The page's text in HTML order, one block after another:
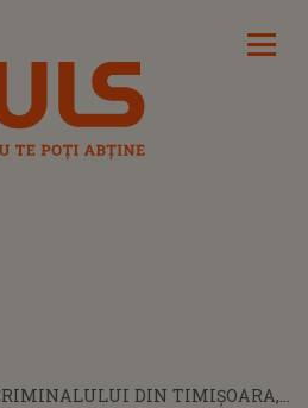
DIN TIMIȘOARA,